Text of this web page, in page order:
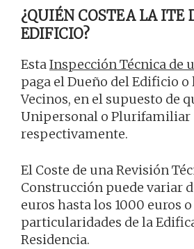
¿QUIÉN COSTEA LA ITE
EDIFICIO?
EstaInspección Técnica de
paga el Dueño del Edificio o
Vecinos, en el supuesto de
Unipersonal o Plurifamiliar
respectivamente.
El Coste de una Revisión
Construcción puede variar
euros hasta los 1000 euros
particularidades de la
Residencia.